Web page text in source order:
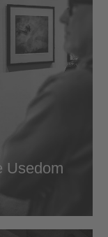
Usedom